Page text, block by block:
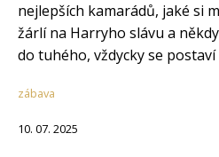
nejlepších kamarádů, jaké si
žárlí na Harryho slávu a
do tuhého, vždycky se postaví
zábava
10. 07. 2025